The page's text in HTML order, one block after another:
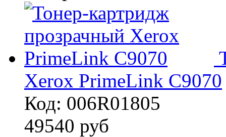
Xerox PrimeLink C9070
Код: 006R01805
49540 руб